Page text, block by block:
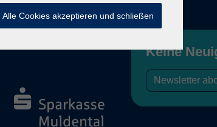
Keine
Newsletter
Alle Cookies akzeptieren und schließen